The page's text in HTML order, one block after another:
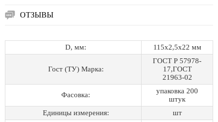
ОТЗЫВЫ
D, мм: 115х2,5х22 мм
Гост (ТУ) Марка:
ГОСТ Р 57978-
17,ГОСТ
21963-02
Фасовка:
упаковка 200
штук
Единицы измерения:
шт